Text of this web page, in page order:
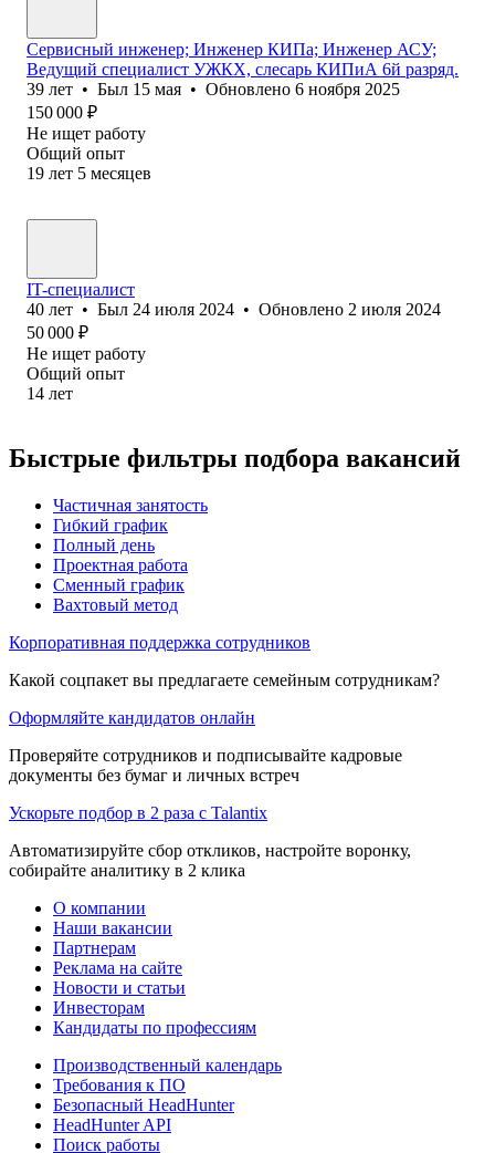
Сервисный инженер; Инженер КИПа; Инженер АСУ;
Ведущий специалист УЖКХ, слесарь КИПиА 6й разряд.
39 лет • Был 15 мая • Обновлено 6 ноября 2025
150 000 ₽
Не ищет работу
Общий опыт
19 лет 5 месяцев
IT-специалист
40 лет • Был 24 июля 2024 • Обновлено 2 июля 2024
50 000 ₽
Не ищет работу
Общий опыт
14 лет
Быстрые фильтры подбора вакансий
Частичная занятость
Гибкий график
Полный день
Проектная работа
Сменный график
Вахтовый метод
Корпоративная поддержка сотрудников
Какой соцпакет вы предлагаете семейным сотрудникам?
Оформляйте кандидатов онлайн
Проверяйте сотрудников и подписывайте кадровые
документы без бумаг и личных встреч
Ускорьте подбор в 2 раза с Talantix
Автоматизируйте сбор откликов, настройте воронку,
собирайте аналитику в 2 клика
О компании
Наши вакансии
Партнерам
Реклама на сайте
Новости и статьи
Инвесторам
Кандидаты по профессиям
Производственный календарь
Требования к ПО
Безопасный HeadHunter
HeadHunter API
Поиск работы